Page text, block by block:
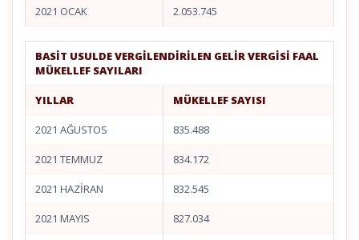
2021 OCAK 2.053.745
BASİT USULDE VERGİLENDİRİLEN GELİR VERGİSİ FAAL
MÜKELLEF SAYILARI
YILLAR MÜKELLEF SAYISI
2021 AĞUSTOS 835.488
2021 TEMMUZ 834.172
2021 HAZİRAN 832.545
2021 MAYIS 827.034